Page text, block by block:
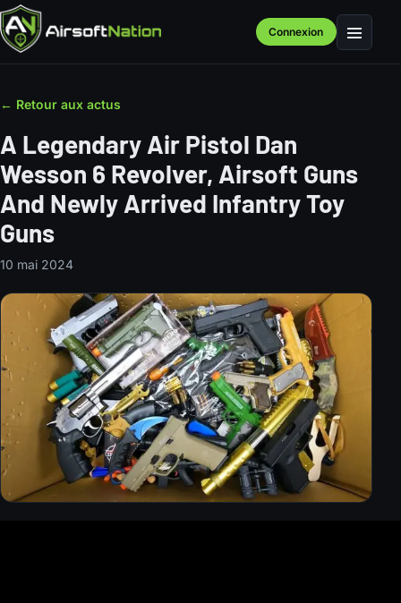
Connexion Menu
← Retour aux actus
A Legendary Air Pistol Dan
Wesson 6 Revolver, Airsoft Guns
And Newly Arrived Infantry Toy
Guns
10 mai 2024